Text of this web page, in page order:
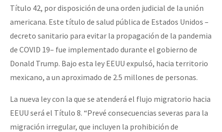
Título 42, por disposición de una orden judicial de la unión
americana. Este título de salud pública de Estados Unidos –
decreto sanitario para evitar la propagación de la pandemia
de COVID 19– fue implementado durante el gobierno de
Donald Trump. Bajo esta ley EEUU expulsó, hacia territorio
mexicano, a un aproximado de 2.5 millones de personas.
La nueva ley con la que se atenderá el flujo migratorio hacia
EEUU será el Título 8. “Prevé consecuencias severas para la
migración irregular, que incluyen la prohibición de